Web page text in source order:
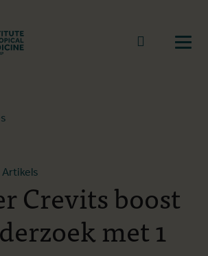
Terug naar start
Naar
Artikels
Crevits boost
met 1